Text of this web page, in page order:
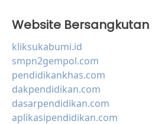
Website Bersangkutan
kliksukabumi.id
smpn2gempol.com
pendidikankhas.com
dakpendidikan.com
dasarpendidikan.com
aplikasipendidikan.com